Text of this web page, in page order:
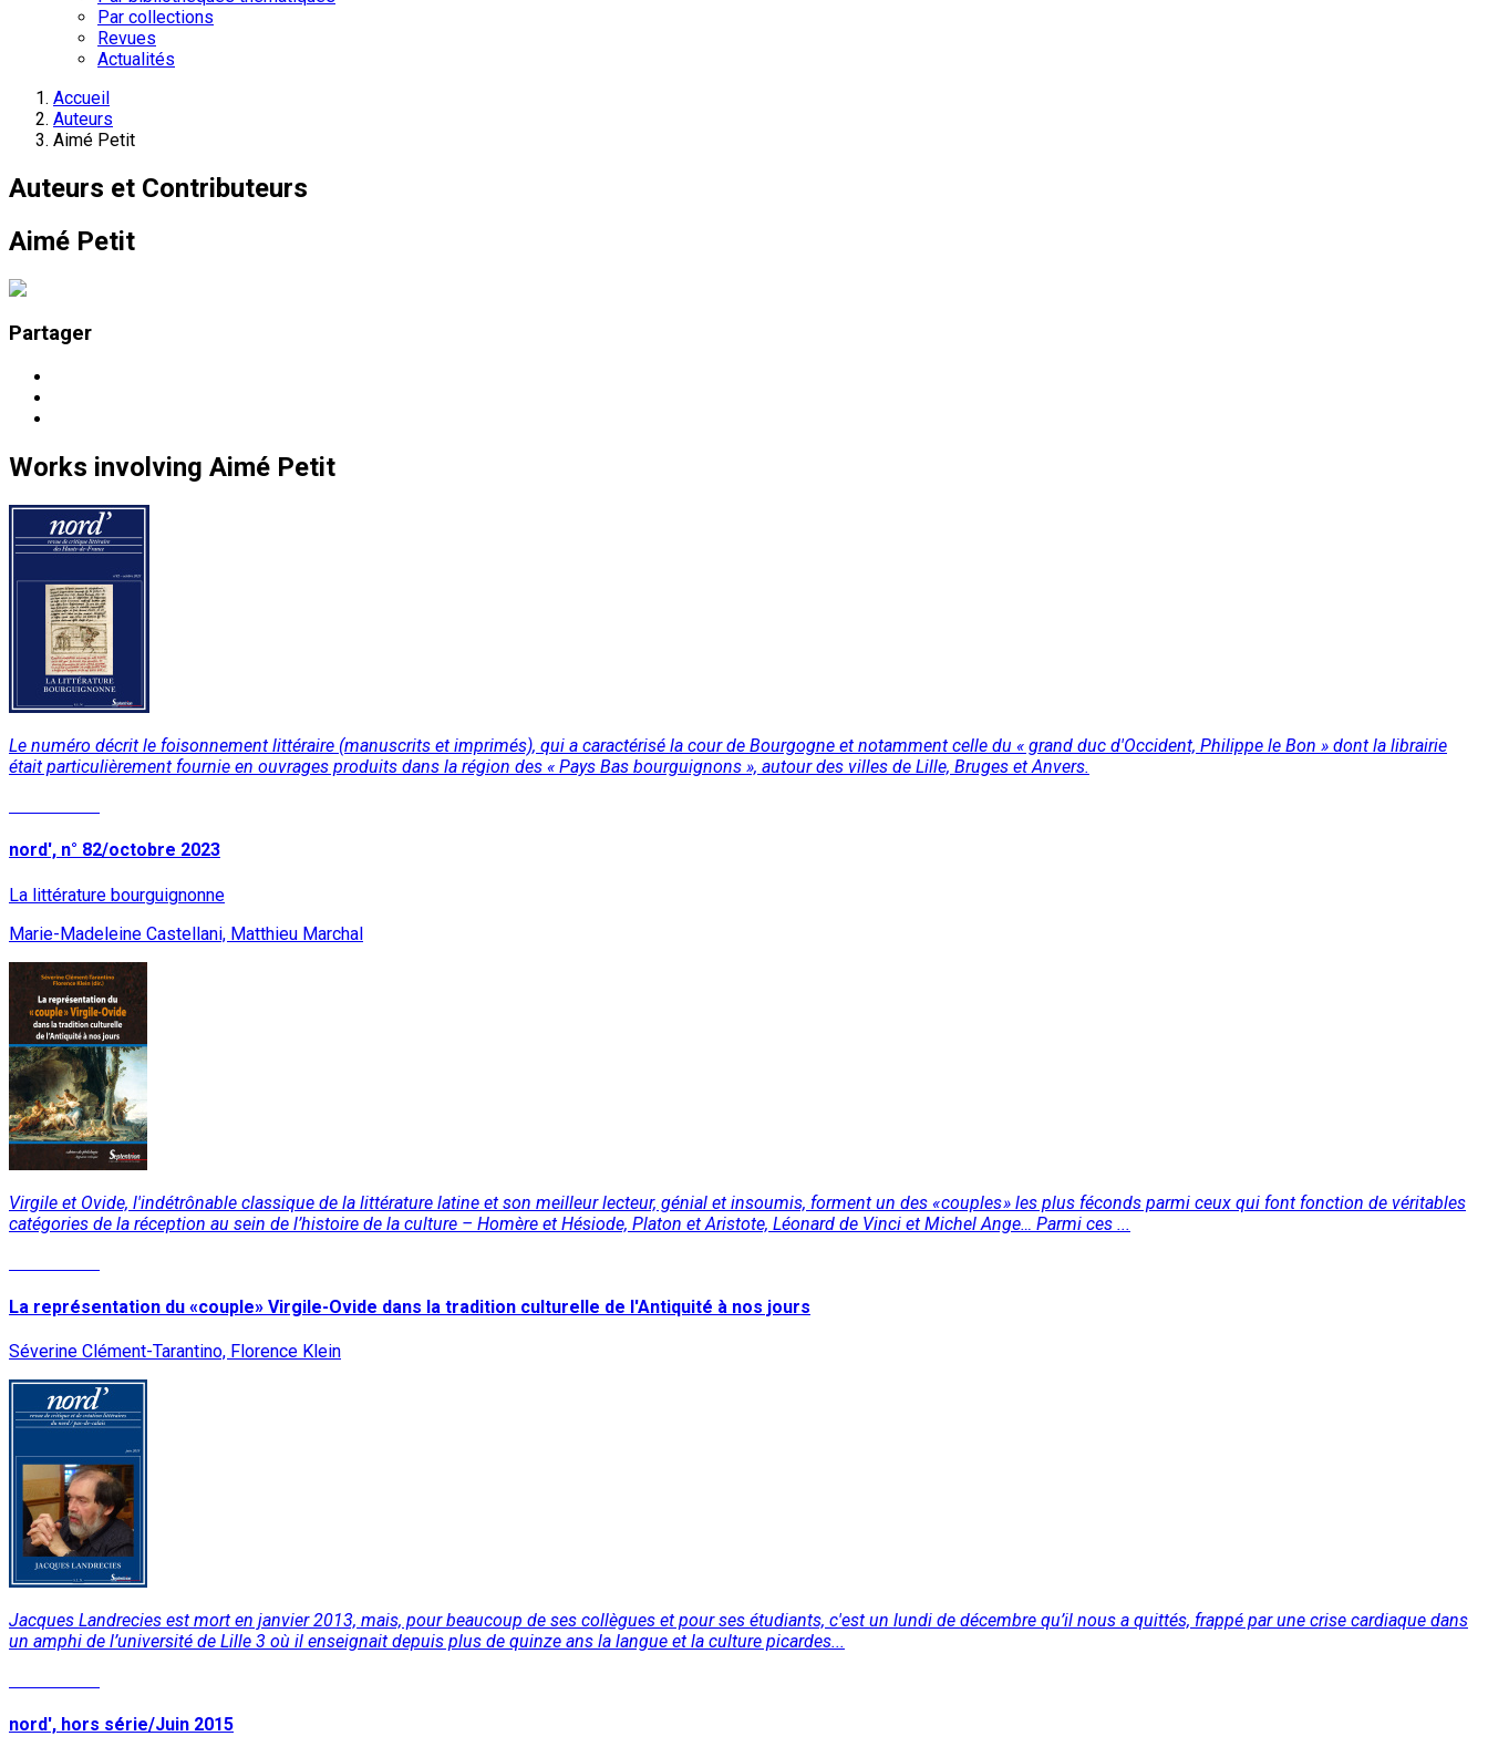
Par collections
Revues
Actualités
Accueil
Auteurs
Aimé Petit
Auteurs et Contributeurs
Aimé Petit
Partager
Works involving Aimé Petit
Le numéro décrit le foisonnement littéraire (manuscrits et imprimés), qui a caractérisé la cour de Bourgogne et notamment celle du « grand duc d'Occident, Philippe le Bon » dont la librairie
était particulièrement fournie en ouvrages produits dans la région des « Pays Bas bourguignons », autour des villes de Lille, Bruges et Anvers.
nord', n° 82/octobre 2023
La littérature bourguignonne
Marie-Madeleine Castellani, Matthieu Marchal
Virgile et Ovide, l'indétrônable classique de la littérature latine et son meilleur lecteur, génial et insoumis, forment un des « couples » les plus féconds parmi ceux qui font fonction de véritables
catégories de la réception au sein de l’histoire de la culture – Homère et Hésiode, Platon et Aristote, Léonard de Vinci et Michel Ange… Parmi ces ...
La représentation du «couple» Virgile-Ovide dans la tradition culturelle de l'Antiquité à nos jours
Séverine Clément-Tarantino, Florence Klein
Jacques Landrecies est mort en janvier 2013, mais, pour beaucoup de ses collègues et pour ses étudiants, c'est un lundi de décembre qu’il nous a quittés, frappé par une crise cardiaque dans
un amphi de l’université de Lille 3 où il enseignait depuis plus de quinze ans la langue et la culture picardes...
nord', hors série/Juin 2015